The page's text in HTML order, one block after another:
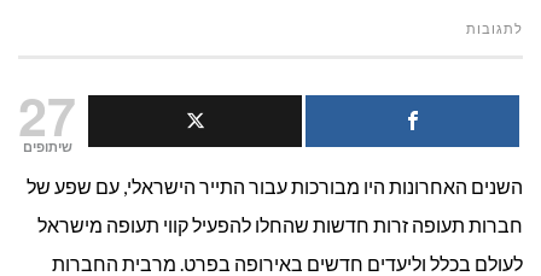
לתגובותעל
כספי
27
שיתופים
השנים האחרונות היו מבורכות עבור התייר הישראלי, עם שפע של
חברות תעופה זרות חדשות שהחלו להפעיל קווי תעופה מישראל
לעולם בכלל וליעדים חדשים באירופה בפרט. מרבית החברות